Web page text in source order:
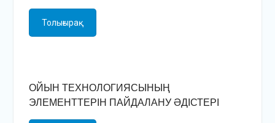
Толығырақ
ОЙЫН ТЕХНОЛОГИЯСЫНЫҢ
ЭЛЕМЕНТТЕРІН ПАЙДАЛАНУ ӘДІСТЕРІ